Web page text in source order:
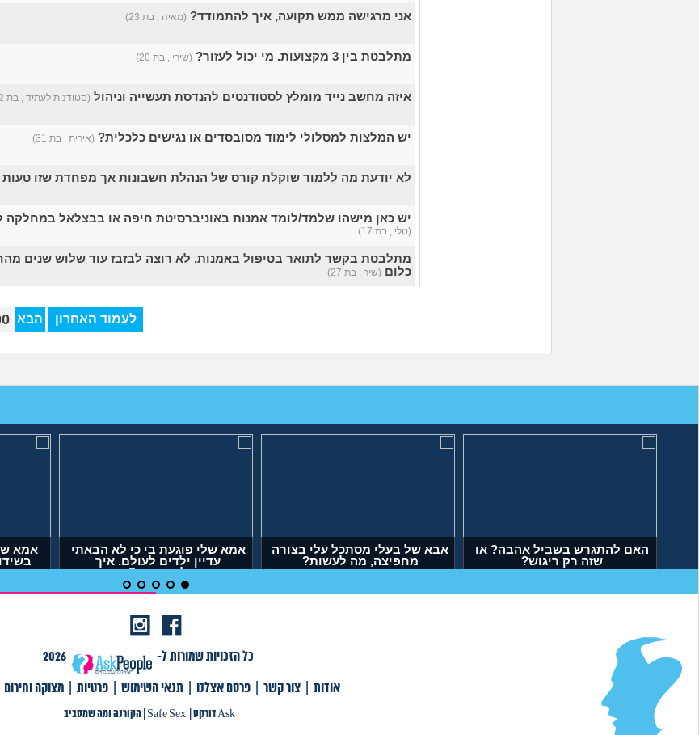
אני מרגישה ממש תקועה, איך להתמודד? (מאיה , בת 23)
מתלבטת בין 3 מקצועות. מי יכול לעזור? (שירי , בת 20)
איזה מחשב נייד מומלץ לסטודנטים להנדסת תעשייה וניהול (סטודנית לעתיד , בת 22)
יש המלצות למסלולי לימוד מסובסדים או נגישים כלכלית? (אירית , בת 31)
לא יודעת מה ללמוד שוקלת קורס של הנהלת חשבונות אך מפחדת שזו טעות
יש כאן מישהו שלמד/לומד אמנות באוניברסיטת חיפה או בבצלאל במחלקה
(טלי , בת 17)
מתלבטת בקשר לתואר בטיפול באמנות, לא רוצה לבזבז עוד שלוש שנים
כלום (שיר , בת 27)
הבא לעמוד האחרון
אמא שלי פוגעת בי כי לא הבאתי
עדיין ילדים לעולם. איך
להתמודד?
(אנונימית, בת 29)
אבא של בעלי מסתכל עלי בצורה
מחפיצה, מה לעשות?
האם להתגרש בשביל אהבה? או
שזה רק ריגוש?
אמא
כל הזכויות שמורות ל-
2026
אודות|צור קשר|פרסם אצלנו|תנאי שימוש|פרטיות|תגיות|מצוקה וחירום|Ask דורקס אודות צור קשר פרסם אצלנו תנאי השימוש פרטיות מצוקה וחירום
Ask דורקס Safe Sex הקורנה ומה שמסביב